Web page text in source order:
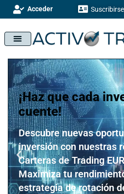
Acceder Suscribirse
¡Haz que cada
cuente!
Descubre nuevas
inversión con nuestras
Carteras de Trading
Maximiza tu
estrategia de rotación